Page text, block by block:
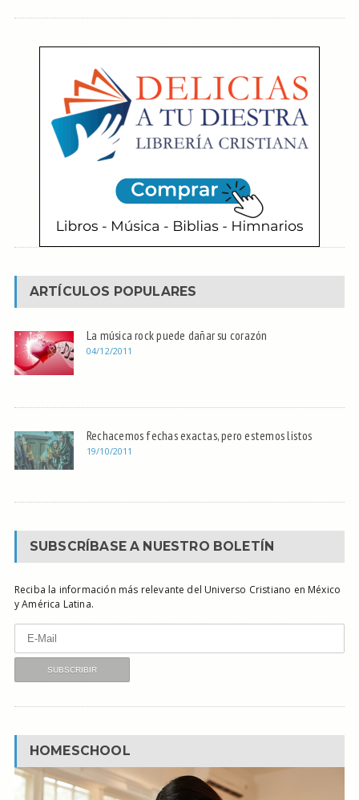
ARTÍCULOS POPULARES
La música rock puede dañar su corazón
04/12/2011
Rechacemos fechas exactas, pero estemos listos
19/10/2011
SUBSCRÍBASE A NUESTRO BOLETÍN
Reciba la información más relevante del Universo Cristiano en México
y América Latina.
HOMESCHOOL